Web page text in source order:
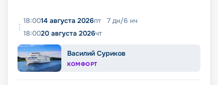
18:0014 августа 2026пт 7 дн/6 нч
18:0020 августа 2026чт
Василий Суриков
КОМФОРТ